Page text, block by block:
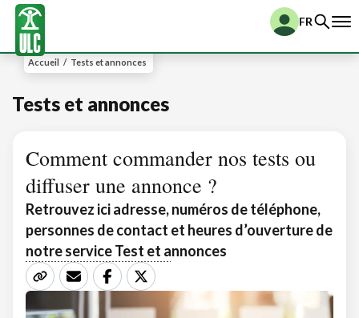
FR
Accueil / Tests et annonces
Tests et annonces
Comment commander nos tests ou
diffuser une annonce ?
Retrouvez ici adresse, numéros de téléphone,
personnes de contact et heures d’ouverture de
notre service Test et annonces